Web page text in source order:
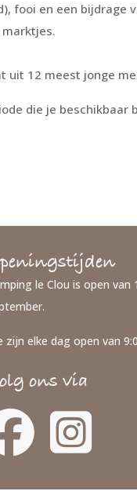
fooi en een bijdrage
uit 12 meest jonge
die je beschikbaar
le Clou is open
zijn elke dag open van
ons via